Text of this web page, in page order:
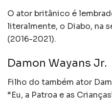
O ator britânico é
literalmente, o Diabo, na
(2016-2021).
Damon Wayans Jr.
Filho do também ator
“Eu, a Patroa e as